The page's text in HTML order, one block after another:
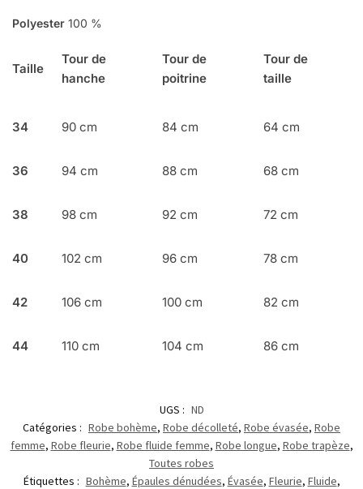
Polyester 100 %
Taille
Tour de
hanche
Tour de
poitrine
Tour de
taille
34 90 cm 84 cm 64 cm
36 94 cm 88 cm 68 cm
38 98 cm 92 cm 72 cm
40 102 cm 96 cm 78 cm
42 106 cm 100 cm 82 cm
44 110 cm 104 cm 86 cm
UGS : ND
Catégories : Robe bohème, Robe décolleté, Robe évasée, Robe
femme, Robe fleurie, Robe fluide femme, Robe longue, Robe trapèze,
Toutes robes
Étiquettes : Bohème, Épaules dénudées, Évasée, Fleurie, Fluide,